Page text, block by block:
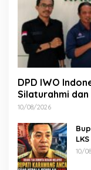
DPD IWO
Silaturahmi dan
Kabupaten
10/08/2026
10/